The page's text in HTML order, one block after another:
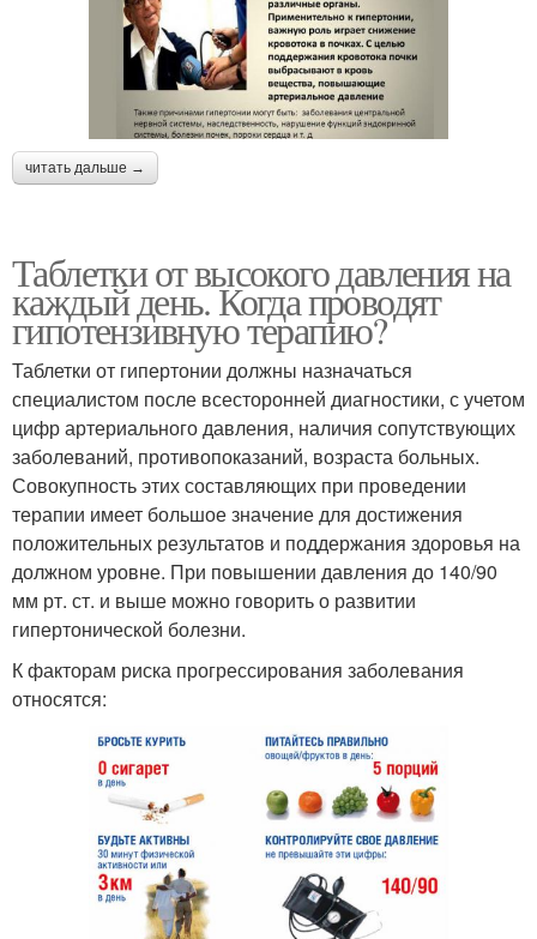
читать дальше →
Таблетки от высокого давления на
каждый день. Когда проводят
гипотензивную терапию?
Таблетки от гипертонии должны назначаться
специалистом после всесторонней диагностики, с учетом
цифр артериального давления, наличия сопутствующих
заболеваний, противопоказаний, возраста больных.
Совокупность этих составляющих при проведении
терапии имеет большое значение для достижения
положительных результатов и поддержания здоровья на
должном уровне. При повышении давления до 140/90
мм рт. ст. и выше можно говорить о развитии
гипертонической болезни.
К факторам риска прогрессирования заболевания
относятся: